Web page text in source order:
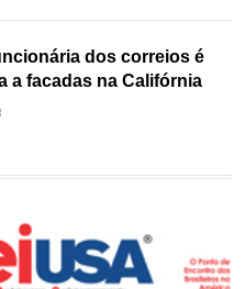
dos correios é
a facadas na Califórnia